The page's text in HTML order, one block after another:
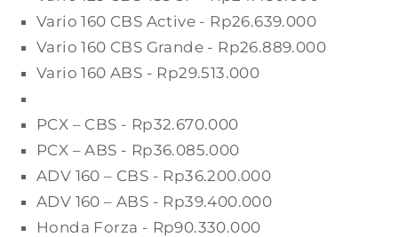
Vario 160 CBS Active - Rp26.639.000
Vario 160 CBS Grande - Rp26.889.000
Vario 160 ABS - Rp29.513.000
PCX – CBS - Rp32.670.000
PCX – ABS - Rp36.085.000
ADV 160 – CBS - Rp36.200.000
ADV 160 – ABS - Rp39.400.000
Honda Forza - Rp90.330.000